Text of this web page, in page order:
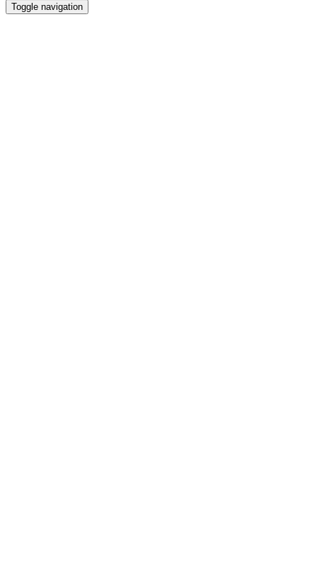
Toggle navigation